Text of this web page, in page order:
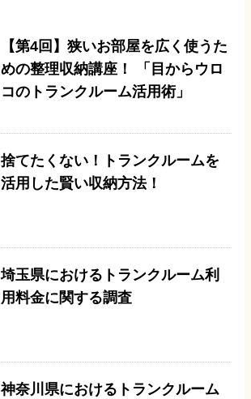
【第4回】狭いお部屋を広く使うた
めの整理収納講座！ 「目からウロ
コのトランクルーム活用術」
捨てたくない！トランクルームを
活用した賢い収納方法！
埼玉県におけるトランクルーム利
用料金に関する調査
神奈川県におけるトランクルーム